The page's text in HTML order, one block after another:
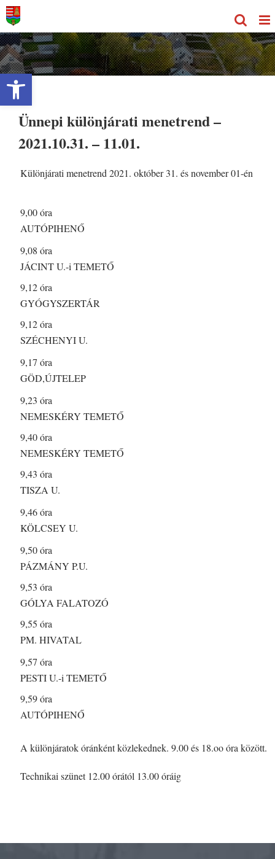
Eszköztár megnyitása
Kihagyás
Ünnepi különjárati menetrend –
2021.10.31. – 11.01.
Különjárati menetrend 2021. október 31. és november 01-én
9,00 óra
AUTÓPIHENŐ
9,08 óra
JÁCINT U.-i TEMETŐ
9,12 óra
GYÓGYSZERTÁR
9,12 óra
SZÉCHENYI U.
9,17 óra
GÖD,ÚJTELEP
9,23 óra
NEMESKÉRY TEMETŐ
9,40 óra
NEMESKÉRY TEMETŐ
9,43 óra
TISZA U.
9,46 óra
KÖLCSEY U.
9,50 óra
PÁZMÁNY P.U.
9,53 óra
GÓLYA FALATOZÓ
9,55 óra
PM. HIVATAL
9,57 óra
PESTI U.-i TEMETŐ
9,59 óra
AUTÓPIHENŐ
A különjáratok óránként közlekednek. 9.00 és 18.oo óra között.
Technikai szünet 12.00 órától 13.00 óráig